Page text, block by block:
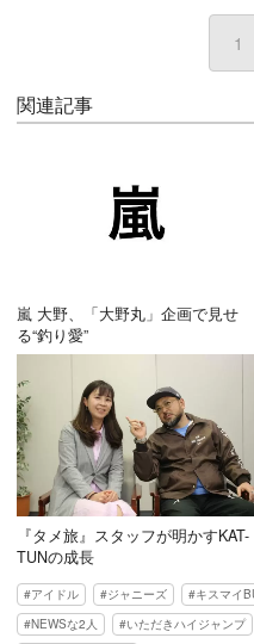
1
関連記事
嵐 大野、「大野丸」企画で見せ
る“釣り愛”
『タメ旅』スタッフが明かすKAT-
TUNの成長
アイドル ジャニーズ キスマイ
NEWSな2人
いただきハイジャンプ